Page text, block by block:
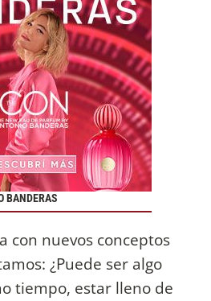
BANDERAS
con nuevos conceptos
¿Puede ser algo
tiempo, estar lleno de